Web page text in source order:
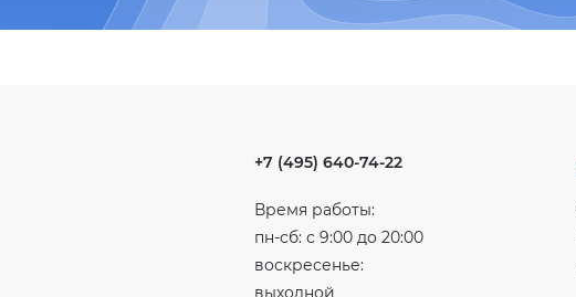
+7 (495) 640-74-22
Время работы:
пн-сб: с 9:00 до 20:00
воскресенье:
выходной